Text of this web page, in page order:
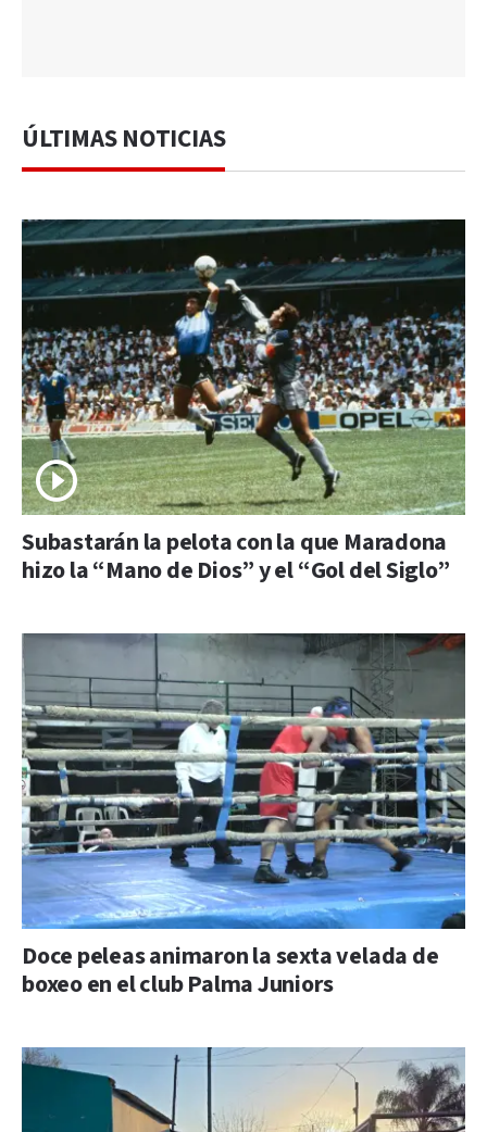
ÚLTIMAS NOTICIAS
Subastarán la pelota con la que Maradona
hizo la “Mano de Dios” y el “Gol del Siglo”
Doce peleas animaron la sexta velada de
boxeo en el club Palma Juniors